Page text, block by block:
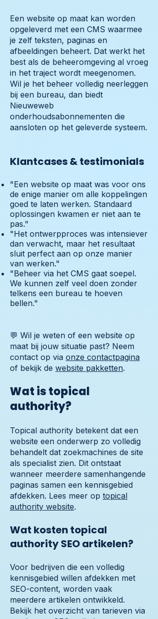
Een website op maat kan worden
opgeleverd met een CMS waarmee
je zelf teksten, paginas en
afbeeldingen beheert. Dat werkt het
best als de beheeromgeving al vroeg
in het traject wordt meegenomen.
Wil je het beheer volledig neerleggen
bij een bureau, dan biedt
Nieuweweb
onderhoudsabonnementen die
aansloten op het geleverde systeem.
Klantcases & testimonials
"Een website op maat was voor ons
de enige manier om alle koppelingen
goed te laten werken. Standaard
oplossingen kwamen er niet aan te
pas."
"Het ontwerpproces was intensiever
dan verwacht, maar het resultaat
sluit perfect aan op onze manier
van werken."
"Beheer via het CMS gaat soepel.
We kunnen zelf veel doen zonder
telkens een bureau te hoeven
bellen."
💬 Wil je weten of een website op
maat bij jouw situatie past? Neem
contact op via onze contactpagina
of bekijk de website pakketten.
Wat is topical
authority?
Topical authority betekent dat een
website een onderwerp zo volledig
behandelt dat zoekmachines de site
als specialist zien. Dit ontstaat
wanneer meerdere samenhangende
paginas samen een kennisgebied
afdekken. Lees meer op topical
authority website.
Wat kosten topical
authority SEO artikelen?
Voor bedrijven die een volledig
kennisgebied willen afdekken met
SEO-content, worden vaak
meerdere artikelen ontwikkeld.
Bekijk het overzicht van tarieven via